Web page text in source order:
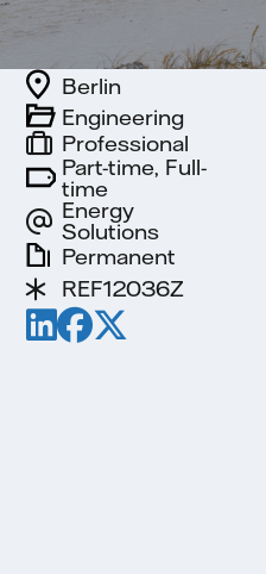
Part-time, Full-
time
Energy
Solutions
Engineering
Berlin
Professional
Permanent
REF12036Z